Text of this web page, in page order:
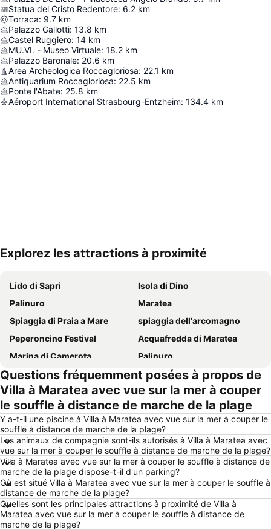
Statua del Cristo Redentore: 6.2 km
Torraca: 9.7 km
Palazzo Gallotti: 13.8 km
Castel Ruggiero: 14 km
MU.VI. - Museo Virtuale: 18.2 km
Palazzo Baronale: 20.6 km
Area Archeologica Roccagloriosa: 22.1 km
Antiquarium Roccagloriosa: 22.5 km
Ponte l'Abate: 25.8 km
Aéroport International Strasbourg-Entzheim: 134.4 km
Explorez les attractions à proximité
Lido di Sapri
Isola di Dino
Palinuro
Maratea
Spiaggia di Praia a Mare
spiaggia dell'arcomagno
Peperoncino Festival
Acquafredda di Maratea
Marina di Camerota
Palinuro
Marina di Pisciotta
Lido Le Dune
Questions fréquemment posées à propos de
Villa à Maratea avec vue sur la mer à couper
le souffle à distance de marche de la plage
Y a-t-il une piscine à Villa à Maratea avec vue sur la mer à couper le
souffle à distance de marche de la plage?
Les animaux de compagnie sont-ils autorisés à Villa à Maratea avec
vue sur la mer à couper le souffle à distance de marche de la plage?
Villa à Maratea avec vue sur la mer à couper le souffle à distance de
marche de la plage dispose-t-il d'un parking?
Où est situé Villa à Maratea avec vue sur la mer à couper le souffle à
distance de marche de la plage?
Quelles sont les principales attractions à proximité de Villa à
Maratea avec vue sur la mer à couper le souffle à distance de
marche de la plage?